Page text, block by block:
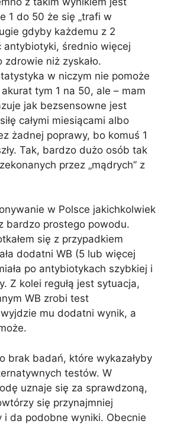
1 do 50 że się „trafi w
gdyby każdemu z 2
antybiotyki, średnio więcej
zdrowie niż zyskało.
w niczym nie pomoże
tym 1 na 50, ale – mam
jak bezsensowne jest
całymi miesiącami albo
żadnej poprawy, bo komuś 1
Tak, bardzo dużo osób tak
przez „mądrych” z
w Polsce jakichkolwiek
bardzo prostego powodu.
się z przypadkiem
dodatni WB (5 lub więcej
po antybiotykach szybkiej i
Z kolei regułą jest sytuacja,
WB zrobi test
wyjdzie mu dodatni wynik, a
brak badań, które wykazałyby
testów. W
uznaje się za sprawdzoną,
się przynajmniej
i da podobne wyniki. Obecnie